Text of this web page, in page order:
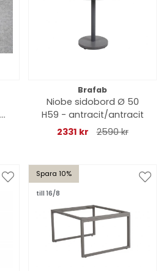
Brafab
Niobe sidobord Ø 50
H59 - antracit/antracit
2331 kr
2590 kr
Spara 10%
till 16/8